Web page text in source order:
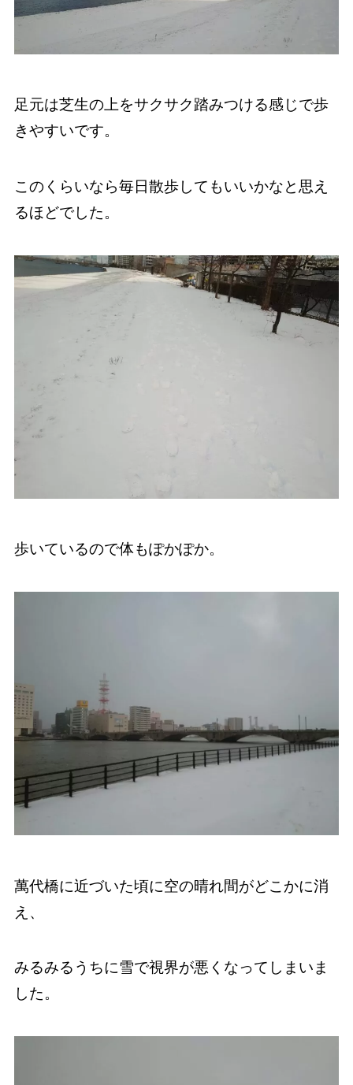
足元は芝生の上をサクサク踏みつける感じで歩
きやすいです。
このくらいなら毎日散歩してもいいかなと思え
るほどでした。
歩いているので体もぽかぽか。
萬代橋に近づいた頃に空の晴れ間がどこかに消
え、
みるみるうちに雪で視界が悪くなってしまいま
した。